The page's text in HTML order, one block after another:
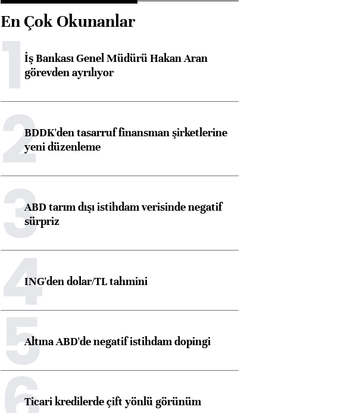
En Çok Okunanlar
1İş Bankası Genel Müdürü Hakan Aran
görevden ayrılıyor
2BDDK'den tasarruf finansman şirketlerine
yeni düzenleme
3ABD tarım dışı istihdam verisinde negatif
sürpriz
4ING'den dolar/TL tahmini
5Altına ABD'de negatif istihdam dopingi
Ticari kredilerde çift yönlü görünüm